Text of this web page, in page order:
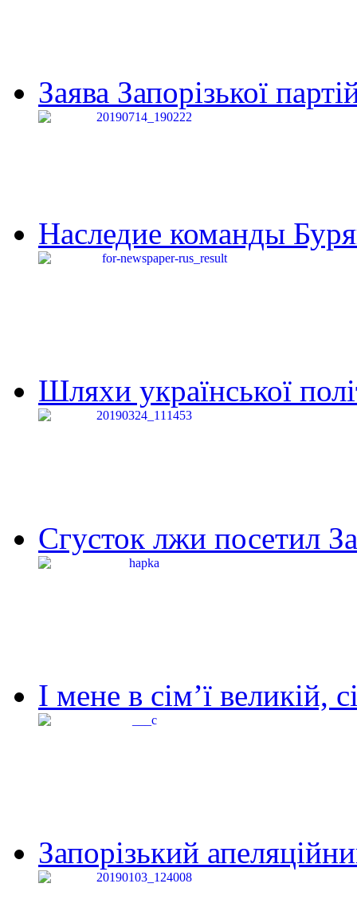
Заява Запорізької
Наследие команды
Шляхи української
Сгусток лжи посетил
І мене в сім’ї великій,
Запорізький